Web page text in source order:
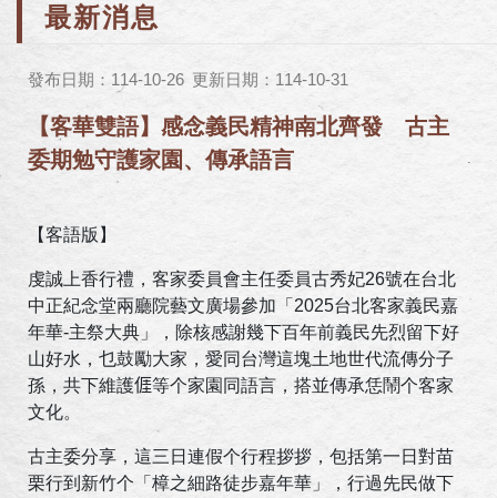
最新消息
發布日期：114-10-26 更新日期：114-10-31
【客華雙語】感念義民精神南北齊發 古主
委期勉守護家園、傳承語言
【客語版】
虔誠上香行禮，客家委員會主任委員古秀妃26號在台北
中正紀念堂兩廳院藝文廣場參加「2025台北客家義民嘉
年華-主祭大典」，除核感謝幾下百年前義民先烈留下好
山好水，乜鼓勵大家，愛同台灣這塊土地世代流傳分子
孫，共下維護𠊎等个家園同語言，搭並傳承恁鬧个客家
文化。
古主委分享，這三日連假个行程拶拶，包括第一日對苗
栗行到新竹个「樟之細路徒步嘉年華」，行過先民做下